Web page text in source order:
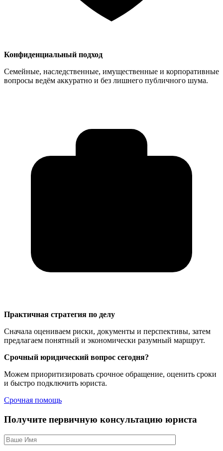
Конфиденциальный подход
Семейные, наследственные, имущественные и корпоративные
вопросы ведём аккуратно и без лишнего публичного шума.
Практичная стратегия по делу
Сначала оцениваем риски, документы и перспективы, затем
предлагаем понятный и экономически разумный маршрут.
Срочный юридический вопрос сегодня?
Можем приоритизировать срочное обращение, оценить сроки
и быстро подключить юриста.
Срочная помощь
Получите первичную консультацию юриста